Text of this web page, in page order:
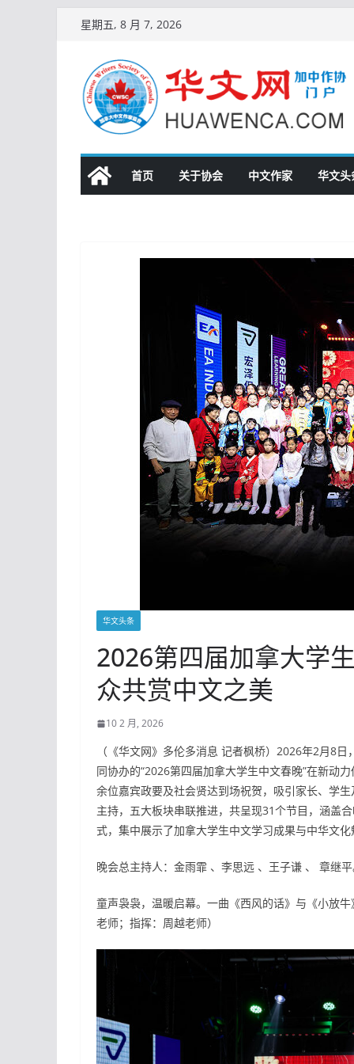
星期五, 8 月 7, 2026
首页 关于协会 中文作家 华文头
华文头条
2026第四届加拿大学
众共赏中文之美
10 2 月, 2026
（《华文网》多伦多消息 记者枫桥）2026年2月8
同协办的“2026第四届加拿大学生中文春晚”在新动
余位嘉宾政要及社会贤达到场祝贺，吸引家长、学
主持，五大板块串联推进，共呈现31个节目，涵盖
式，集中展示了加拿大学生中文学习成果与中华文化
晚会总主持人：金雨霏 、李思远 、王子谦 、 章继
童声袅袅，温暖启幕。一曲《西风的话》与《小放
老师；指挥：周越老师）